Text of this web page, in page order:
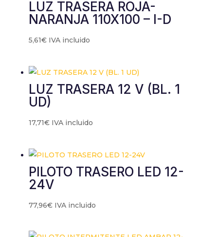
LUZ TRASERA ROJA-
NARANJA 110X100 – I-D
5,61€ IVA incluido
LUZ TRASERA 12 V (BL. 1
UD)
17,71€ IVA incluido
PILOTO TRASERO LED 12-
24V
77,96€ IVA incluido
contenido y
ofertas
personalizados.